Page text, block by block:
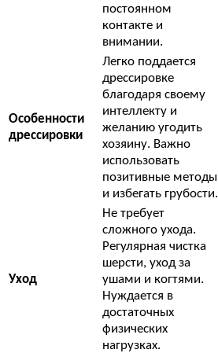
постоянном
контакте и
внимании.
Особенности
дрессировки
Легко поддается
дрессировке
благодаря своему
интеллекту и
желанию угодить
хозяину. Важно
использовать
позитивные методы
и избегать грубости.
Уход
Не требует
сложного ухода.
Регулярная чистка
шерсти, уход за
ушами и когтями.
Нуждается в
достаточных
физических
нагрузках.